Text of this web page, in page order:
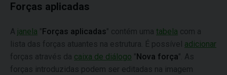
Forças aplicadas
A janela "Forças aplicadas" contém uma tabela com a
lista das forças atuantes na estrutura. É possível adicionar
forças através da caixa de diálogo "Nova força". As
forças introduzidas podem ser editadas na imagem